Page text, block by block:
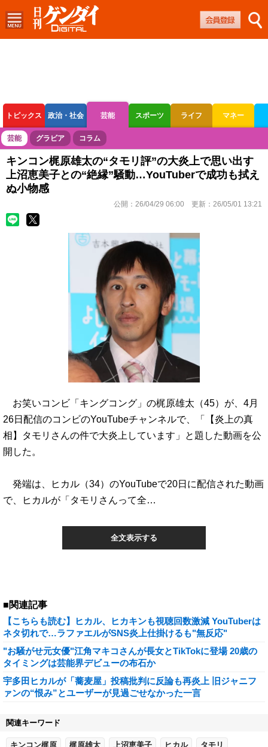
トピックス 政治・社会 芸能 スポーツ ライフ マネー
ボートレース 競輪 オートレース
芸能 グラビア コラム
キンコン梶原雄太の“タモリ評”の大炎上で思い出す
上沼恵美子との“絶縁”騒動…YouTuberで成功も拭え
ぬ小物感
公開： 26/04/29 06:00 更新： 26/05/01 13:21
お笑いコンビ「キングコング」の梶原雄太（45）が、4月
26日配信のコンビのYouTubeチャンネルで、「【炎上の真
相】タモリさんの件で大炎上しています」と題した動画を公
開した。
発端は、ヒカル（34）のYouTubeで20日に配信された動画
で、ヒカルが「タモリさんって全…
全文表示する
■関連記事
【こちらも読む】ヒカル、ヒカキンも視聴回数激減 YouTuberは
ネタ切れで…ラファエルがSNS炎上仕掛けるも"無反応"
"お騒がせ元女優"江角マキコさんが長女とTikTokに登場 20歳の
タイミングは芸能界デビューの布石か
宇多田ヒカルが「蕎麦屋」投稿批判に反論も再炎上 旧ジャニフ
ァンの“恨み”とユーザーが見過ごせなかった一言
関連キーワード
キンコン梶原 梶原雄太 上沼恵美子 ヒカル タモリ